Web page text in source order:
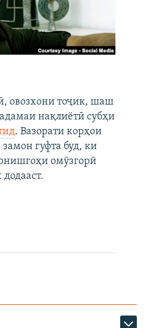
овозхони тоҷик, шаш
нақлиётӣ субҳи
. Вазорати корҳои
гуфта буд, ки
омӯзгорӣ